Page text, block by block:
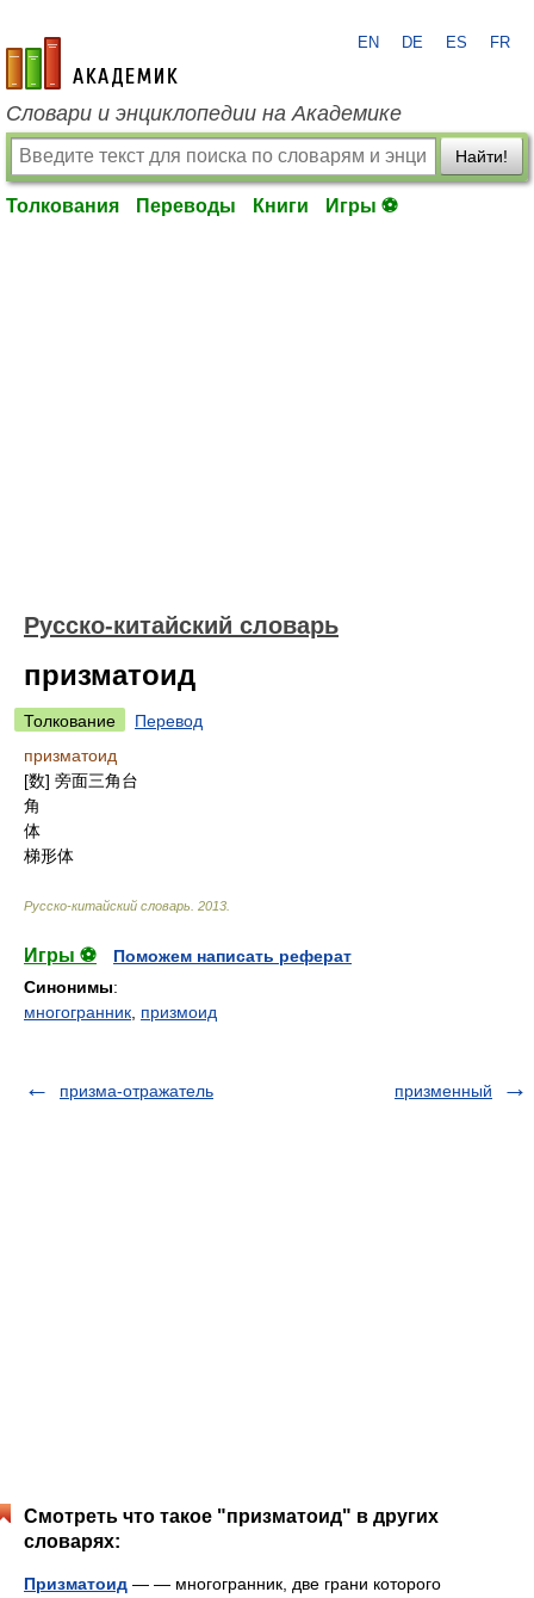
academic.ru
EN DE ES FR
Словари и энциклопедии на Академике
Найти!
Толкования Переводы Книги Игры ⚽
Русско-китайский словарь
призматоид
Толкование
Перевод
призматоид
[数] 旁面三角台
角
体
梯形体
Русско-китайский словарь 2013
Игры ⚽
Поможем написать реферат
Синонимы:
многогранник призмоид
призма-отражатель призменный
Смотреть что такое "призматоид" в других
словарях:
Призматоид — ― многогранник, две грани которого